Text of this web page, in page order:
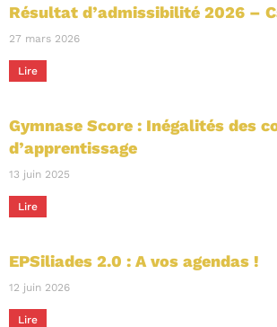
Résultat d’admissibilité 2026 –
27 mars 2026
Lire
Gymnase Score : Inégalités des
d’apprentissage
13 juin 2025
Lire
EPSiliades 2.0 : A vos agendas !
12 juin 2026
Lire